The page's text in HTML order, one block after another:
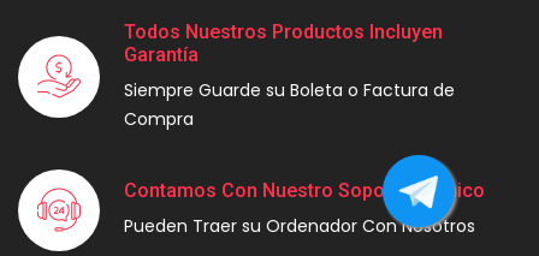
Todos Nuestros Productos Incluyen
Garantía
Siempre Guarde su Boleta o Factura de
Compra
Contamos Con Nuestro Soporte Técnico
Pueden Traer su Ordenador Con Nosotros